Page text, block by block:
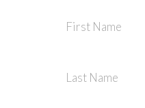
First Name
Last Name